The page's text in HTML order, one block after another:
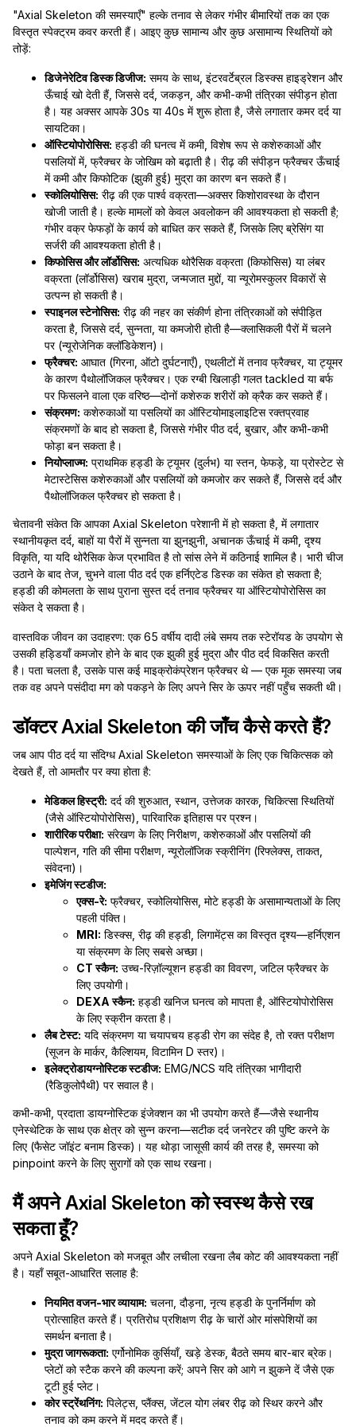
"Axial Skeleton की समस्याएँ" हल्के तनाव से लेकर गंभीर बीमारियों तक का एक
विस्तृत स्पेक्ट्रम कवर करती हैं। आइए कुछ सामान्य और कुछ असामान्य स्थितियों को
तोड़ें:
डिजेनेरेटिव डिस्क डिजीज: समय के साथ, इंटरवर्टेब्रल डिस्क्स हाइड्रेशन और
ऊँचाई खो देती हैं, जिससे दर्द, जकड़न, और कभी-कभी तंत्रिका संपीड़न होता
है। यह अक्सर आपके 30s या 40s में शुरू होता है, जैसे लगातार कमर दर्द या
सायटिका।
ऑस्टियोपोरोसिस: हड्डी की घनत्व में कमी, विशेष रूप से कशेरुकाओं और
पसलियों में, फ्रैक्चर के जोखिम को बढ़ाती है। रीढ़ की संपीड़न फ्रैक्चर ऊँचाई
में कमी और किफोटिक (झुकी हुई) मुद्रा का कारण बन सकते हैं।
स्कोलियोसिस: रीढ़ की एक पार्श्व वक्रता—अक्सर किशोरावस्था के दौरान
खोजी जाती है। हल्के मामलों को केवल अवलोकन की आवश्यकता हो सकती है;
गंभीर वक्र फेफड़ों के कार्य को बाधित कर सकते हैं, जिसके लिए ब्रेसिंग या
सर्जरी की आवश्यकता होती है।
किफोसिस और लॉर्डोसिस: अत्यधिक थोरैसिक वक्रता (किफोसिस) या लंबर
वक्रता (लॉर्डोसिस) खराब मुद्रा, जन्मजात मुद्दों, या न्यूरोमस्कुलर विकारों से
उत्पन्न हो सकती है।
स्पाइनल स्टेनोसिस: रीढ़ की नहर का संकीर्ण होना तंत्रिकाओं को संपीड़ित
करता है, जिससे दर्द, सुन्नता, या कमजोरी होती है—क्लासिकली पैरों में चलने
पर (न्यूरोजेनिक क्लॉडिकेशन)।
फ्रैक्चर: आघात (गिरना, ऑटो दुर्घटनाएँ), एथलीटों में तनाव फ्रैक्चर, या ट्यूमर
के कारण पैथोलॉजिकल फ्रैक्चर। एक रग्बी खिलाड़ी गलत tackled या बर्फ
पर फिसलने वाला एक वरिष्ठ—दोनों कशेरुक शरीरों को क्रैक कर सकते हैं।
संक्रमण: कशेरुकाओं या पसलियों का ऑस्टियोमाइलाइटिस रक्तप्रवाह
संक्रमणों के बाद हो सकता है, जिससे गंभीर पीठ दर्द, बुखार, और कभी-कभी
फोड़ा बन सकता है।
नियोप्लाज्म: प्राथमिक हड्डी के ट्यूमर (दुर्लभ) या स्तन, फेफड़े, या प्रोस्टेट से
मेटास्टेसिस कशेरुकाओं और पसलियों को कमजोर कर सकते हैं, जिससे दर्द और
पैथोलॉजिकल फ्रैक्चर हो सकता है।
चेतावनी संकेत कि आपका Axial Skeleton परेशानी में हो सकता है, में लगातार
स्थानीयकृत दर्द, बाहों या पैरों में सुन्नता या झुनझुनी, अचानक ऊँचाई में कमी, दृश्य
विकृति, या यदि थोरैसिक केज प्रभावित है तो सांस लेने में कठिनाई शामिल है। भारी चीज
उठाने के बाद तेज, चुभने वाला पीठ दर्द एक हर्निएटेड डिस्क का संकेत हो सकता है;
हड्डी की कोमलता के साथ पुराना सुस्त दर्द तनाव फ्रैक्चर या ऑस्टियोपोरोसिस का
संकेत दे सकता है।
वास्तविक जीवन का उदाहरण: एक 65 वर्षीय दादी लंबे समय तक स्टेरॉयड के उपयोग से
उसकी हड्डियाँ कमजोर होने के बाद एक झुकी हुई मुद्रा और पीठ दर्द विकसित करती
है। पता चलता है, उसके पास कई माइक्रोकंप्रेशन फ्रैक्चर थे — एक मूक समस्या जब
तक वह अपने पसंदीदा मग को पकड़ने के लिए अपने सिर के ऊपर नहीं पहुँच सकती थी।
डॉक्टर Axial Skeleton की जाँच कैसे करते हैं?
जब आप पीठ दर्द या संदिग्ध Axial Skeleton समस्याओं के लिए एक चिकित्सक को
देखते हैं, तो आमतौर पर क्या होता है:
मेडिकल हिस्ट्री: दर्द की शुरुआत, स्थान, उत्तेजक कारक, चिकित्सा स्थितियों
(जैसे ऑस्टियोपोरोसिस), पारिवारिक इतिहास पर प्रश्न।
शारीरिक परीक्षा: संरेखण के लिए निरीक्षण, कशेरुकाओं और पसलियों की
पाल्पेशन, गति की सीमा परीक्षण, न्यूरोलॉजिक स्क्रीनिंग (रिफ्लेक्स, ताकत,
संवेदना)।
इमेजिंग स्टडीज:
एक्स-रे: फ्रैक्चर, स्कोलियोसिस, मोटे हड्डी के असामान्यताओं के लिए
पहली पंक्ति।
MRI: डिस्क्स, रीढ़ की हड्डी, लिगामेंट्स का विस्तृत दृश्य—हर्निएशन
या संक्रमण के लिए सबसे अच्छा।
CT स्कैन: उच्च-रिज़ॉल्यूशन हड्डी का विवरण, जटिल फ्रैक्चर के
लिए उपयोगी।
DEXA स्कैन: हड्डी खनिज घनत्व को मापता है, ऑस्टियोपोरोसिस
के लिए स्क्रीन करता है।
लैब टेस्ट: यदि संक्रमण या चयापचय हड्डी रोग का संदेह है, तो रक्त परीक्षण
(सूजन के मार्कर, कैल्शियम, विटामिन D स्तर)।
इलेक्ट्रोडायग्नोस्टिक स्टडीज: EMG/NCS यदि तंत्रिका भागीदारी
(रैडिकुलोपैथी) पर सवाल है।
कभी-कभी, प्रदाता डायग्नोस्टिक इंजेक्शन का भी उपयोग करते हैं—जैसे स्थानीय
एनेस्थेटिक के साथ एक क्षेत्र को सुन्न करना—सटीक दर्द जनरेटर की पुष्टि करने के
लिए (फैसेट जॉइंट बनाम डिस्क)। यह थोड़ा जासूसी कार्य की तरह है, समस्या को
pinpoint करने के लिए सुरागों को एक साथ रखना।
मैं अपने Axial Skeleton को स्वस्थ कैसे रख
सकता हूँ?
अपने Axial Skeleton को मजबूत और लचीला रखना लैब कोट की आवश्यकता नहीं
है। यहाँ सबूत-आधारित सलाह है:
नियमित वजन-भार व्यायाम: चलना, दौड़ना, नृत्य हड्डी के पुनर्निर्माण को
प्रोत्साहित करते हैं। प्रतिरोध प्रशिक्षण रीढ़ के चारों ओर मांसपेशियों का
समर्थन बनाता है।
मुद्रा जागरूकता: एर्गोनोमिक कुर्सियाँ, खड़े डेस्क, बैठते समय बार-बार ब्रेक।
प्लेटों को स्टैक करने की कल्पना करें; अपने सिर को आगे न झुकने दें जैसे एक
टूटी हुई प्लेट।
कोर स्ट्रेंथनिंग: पिलेट्स, प्लैंक्स, जेंटल योग लंबर रीढ़ को स्थिर करने और
तनाव को कम करने में मदद करते हैं।